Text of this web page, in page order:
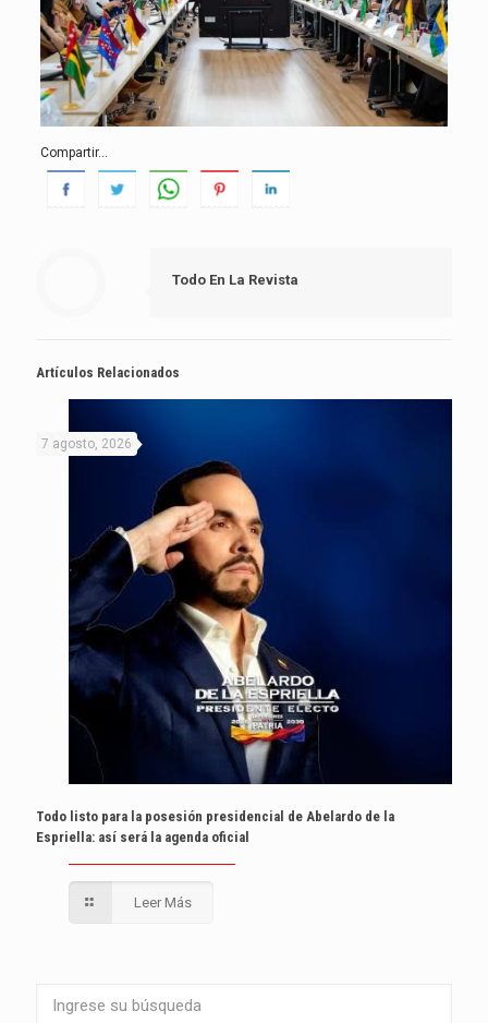
Compartir...
Todo En La Revista
Artículos Relacionados
7 agosto, 2026
Todo listo para la posesión presidencial de Abelardo de la
Espriella: así será la agenda oficial
Leer Más